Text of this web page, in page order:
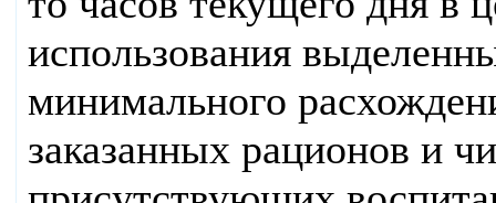
использования
минимального
заказанных рационов и